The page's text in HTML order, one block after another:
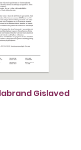
Gislaved